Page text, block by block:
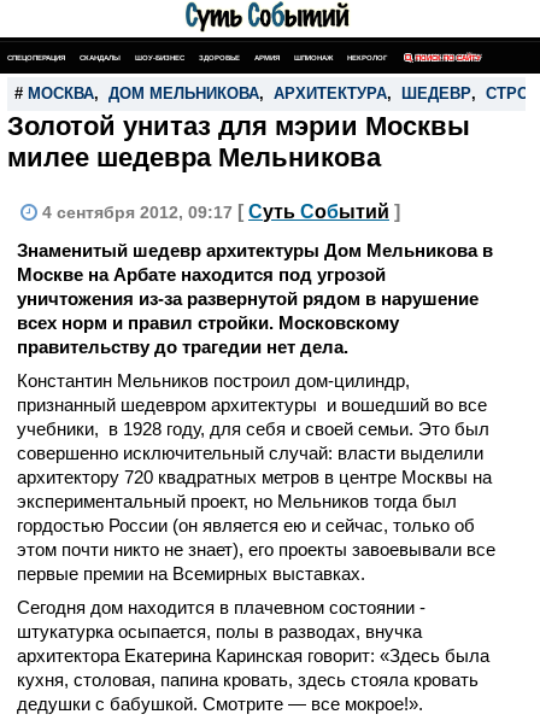
СПЕЦОПЕРАЦИЯ СКАНДАЛЫ ШОУ-БИЗНЕС ЗДОРОВЬЕ АРМИЯ ШПИОНАЖ НЕКРОЛОГ ПОИСК ПО САЙТУ
# МОСКВА, ДОМ МЕЛЬНИКОВА, АРХИТЕКТУРА, ШЕДЕВР,
Золотой унитаз для мэрии Москвы
милее шедевра Мельникова
4 сентября 2012, 09:17 [ Суть Событий ]
Знаменитый шедевр архитектуры Дом Мельникова в
Москве на Арбате находится под угрозой
уничтожения из-за развернутой рядом в нарушение
всех норм и правил стройки. Московскому
правительству до трагедии нет дела.
Константин Мельников построил дом-цилиндр,
признанный шедевром архитектуры и вошедший во все
учебники, в 1928 году, для себя и своей семьи. Это был
совершенно исключительный случай: власти выделили
архитектору 720 квадратных метров в центре Москвы на
экспериментальный проект, но Мельников тогда был
гордостью России (он является ею и сейчас, только об
этом почти никто не знает), его проекты завоевывали все
первые премии на Всемирных выставках.
Сегодня дом находится в плачевном состоянии -
штукатурка осыпается, полы в разводах, внучка
архитектора Екатерина Каринская говорит: «Здесь была
кухня, столовая, папина кровать, здесь стояла кровать
дедушки с бабушкой. Смотрите — все мокрое!».